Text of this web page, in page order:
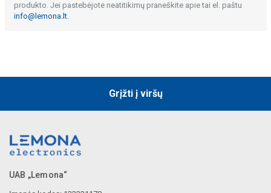
produkto. Jei pastebėjote neatitikimų praneškite apie tai el. paštu
info@lemona.lt.
Grįžti į viršų
UAB „Lemona“